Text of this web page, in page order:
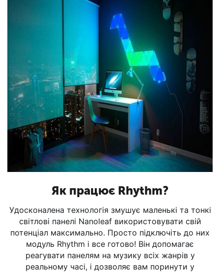
Як працює Rhythm?
Удосконалена технологія змушує маленькі та тонкі
світлові панелі Nanoleaf використовувати свій
потенціал максимально. Просто підключіть до них
модуль Rhythm і все готово! Він допомагає
реагувати панелям на музику всіх жанрів у
реальному часі, і дозволяє вам поринути у